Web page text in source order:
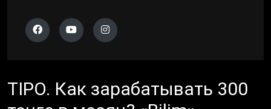
ТIPO. Как зарабатывать 300